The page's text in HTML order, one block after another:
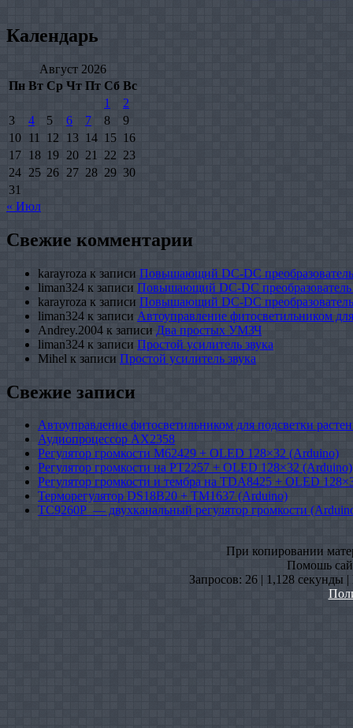
Календарь
Август 2026
Пн Вт Ср Чт Пт Сб Вс
1
2
3
4 5 6 7 8
9
10 11 12 13 14 15 16
17 18 19 20 21 22 23
24 25 26 27 28 29 30
31
« Июл
Свежие комментарии
karayroza к записи Повышающий DC-DC
liman324 к записи Повышающий DC-DC
karayroza к записи Повышающий DC-DC
liman324 к записи Автоуправление фитосветильником
Andrey.2004 к записи Два простых УМЗЧ
liman324 к записи Простой усилитель звука
Mihel к записи Простой усилитель звука
Свежие записи
Автоуправление фитосветильником для подсветки
Аудиопроцессор AX2358
Регулятор громкости M62429 + OLED 128×32 (Arduino)
Регулятор громкости на PT2257 + OLED 128×32 (Arduino)
Регулятор громкости и тембра на TDA8425 + OLED
Терморегулятор DS18B20 + TM1637 (Arduino)
TC9260P — двухканальный регулятор громкости
При копировании
Помошь
Запросов: 26 | 1,128 секунды